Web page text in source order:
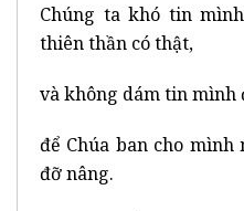
Chúng ta khó tin
thiên thần có thật,
và không dám tin mình
để Chúa ban cho
đỡ nâng.